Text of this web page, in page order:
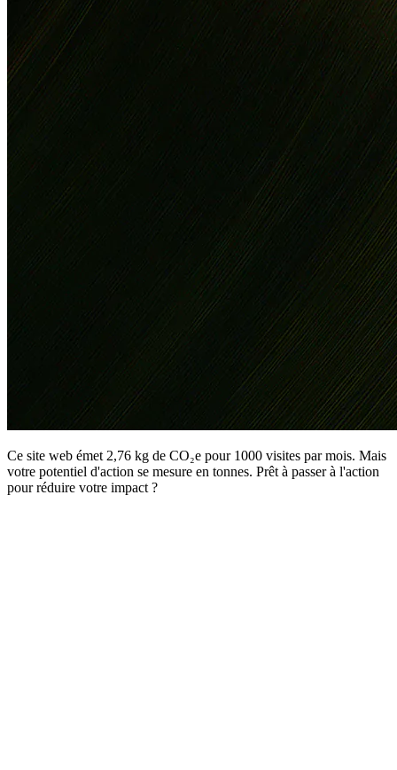
Ce site web émet 2,76 kg de CO₂e pour 1000 visites par mois. Mais
votre potentiel d'action se mesure en tonnes. Prêt à passer à l'action
pour réduire votre impact ?